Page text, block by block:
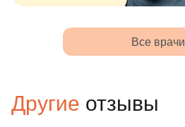
Все врачи
Другие отзывы